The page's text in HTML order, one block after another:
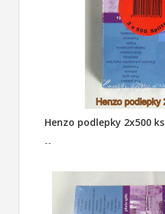
Henzo podlepky 2x500 ks
--